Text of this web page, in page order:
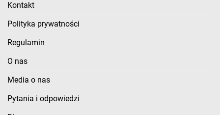
Kontakt
Polityka prywatności
Regulamin
O nas
Media o nas
Pytania i odpowiedzi